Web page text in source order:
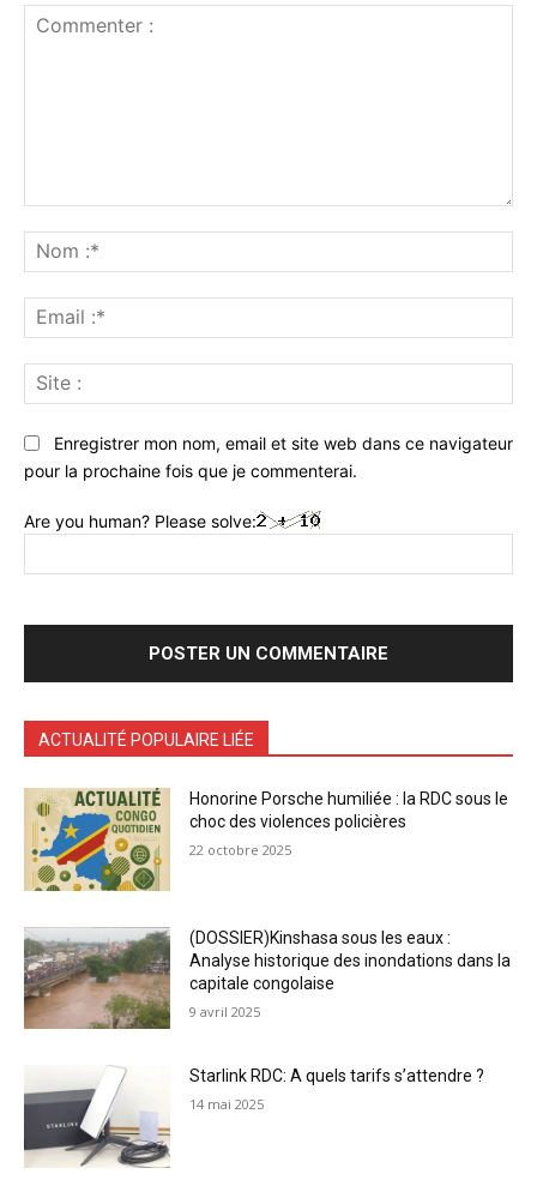
:*
:*
:
Enregistrer mon nom, email et site web dans ce navigateur
pour la prochaine fois que je commenterai.
Are you human? Please solve:
ACTUALITÉ POPULAIRE LIÉE
Honorine Porsche humiliée : la RDC sous le
choc des violences policières
22 octobre 2025
(DOSSIER)Kinshasa sous les eaux :
Analyse historique des inondations dans la
capitale congolaise
9 avril 2025
Starlink RDC: A quels tarifs s’attendre ?
14 mai 2025